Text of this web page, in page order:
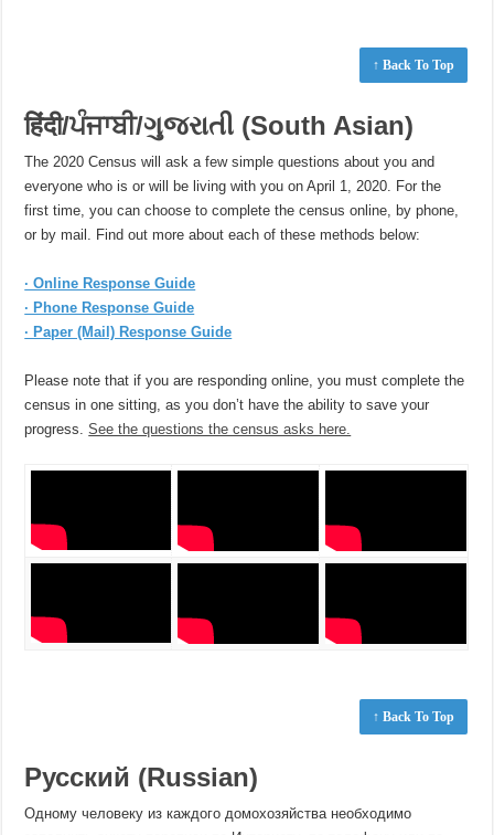
↑ Back To Top
हिंदी/ਪੰਜਾਬੀ/ગુજરાતી (South Asian)
The 2020 Census will ask a few simple questions about you and
everyone who is or will be living with you on April 1, 2020. For the
first time, you can choose to complete the census online, by phone,
or by mail. Find out more about each of these methods below:
· Online Response Guide
· Phone Response Guide
· Paper (Mail) Response Guide
Please note that if you are responding online, you must complete the
census in one sitting, as you don’t have the ability to save your
progress.See the questions the census asks here.
↑ Back To Top
Русский (Russian)
Одному человеку из каждого домохозяйства необходимо